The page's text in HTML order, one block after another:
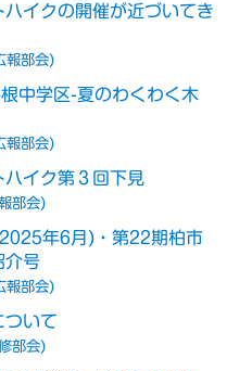
ハイクの開催が近づいてき
報部会)
中学区-夏のわくわく木
報部会)
ハイク第３回下見
部会)
年6月)・第22期柏市
介号
報部会)
ついて
部会)